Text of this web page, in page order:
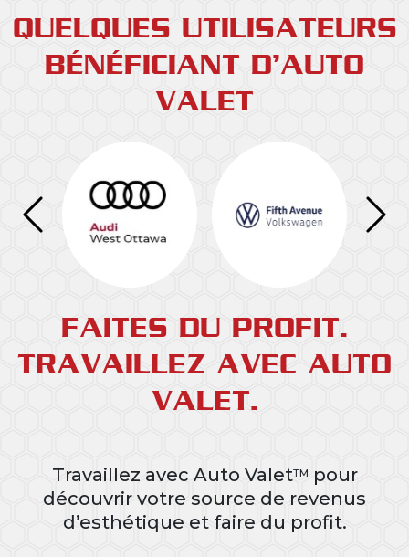
QUELQUES UTILISATEURS
BÉNÉFICIANT D’AUTO
VALET
FAITES DU PROFIT.
TRAVAILLEZ AVEC AUTO
VALET.
Travaillez avec Auto ValetTM pour
découvrir votre source de revenus
d’esthétique et faire du profit.